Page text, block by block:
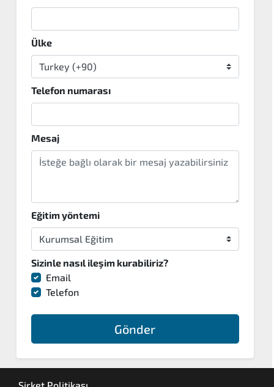
Ülke
Telefon numarası
Mesaj
Eğitim yöntemi
Sizinle nasıl ileşim kurabiliriz?
Email
Telefon
Gönder